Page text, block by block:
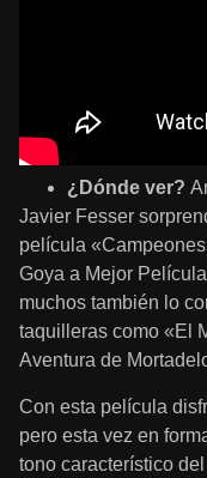
¿Dónde ver?
Javier Fesser
película
Goya a Mejor
muchos también lo
taquilleras como «El
Aventura de
Con esta película
pero esta vez en
tono característico